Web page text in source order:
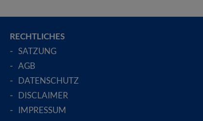
RECHTLICHES
SATZUNG
AGB
DATENSCHUTZ
DISCLAIMER
IMPRESSUM